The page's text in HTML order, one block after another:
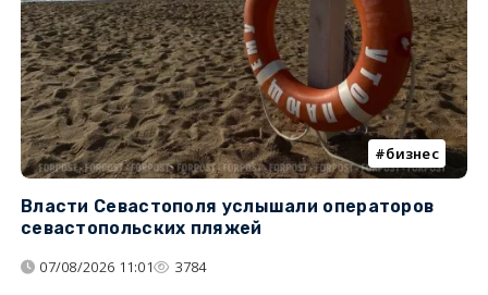
бизнес
Власти Севастополя услышали операторов
севастопольских пляжей
07/08/2026 11:01 3784